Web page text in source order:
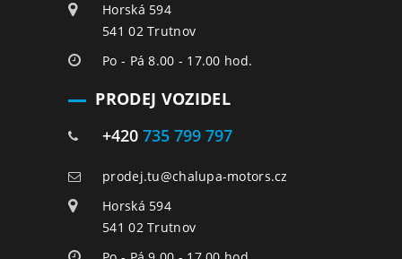
Horská 594
541 02 Trutnov
Po - Pá 8.00 - 17.00 hod.
PRODEJ VOZIDEL
+420 735 799 797
prodej.tu@chalupa-motors.cz
Horská 594
541 02 Trutnov